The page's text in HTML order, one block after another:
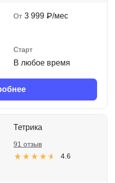
От 3 999 ₽/мес
Старт
В любое время
Тетрика
4.6
91 отзыв